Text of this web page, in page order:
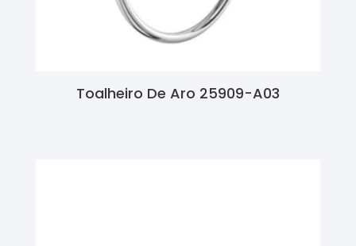
Toalheiro De Aro 25909-A03